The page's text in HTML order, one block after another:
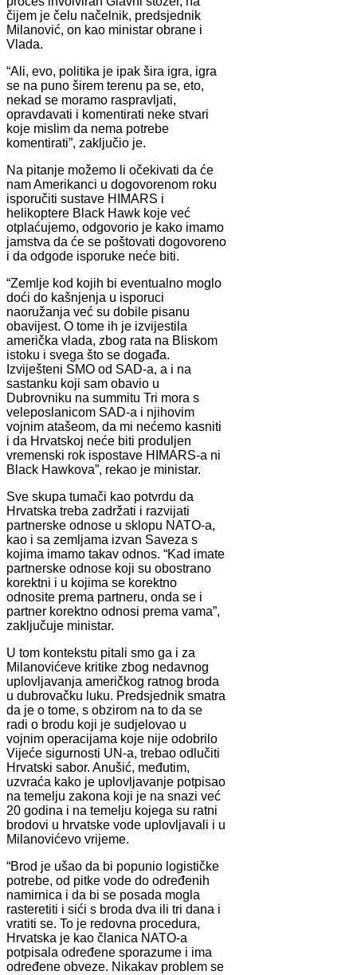
čijem je čelu načelnik, predsjednik
Milanović, on kao ministar obrane i
Vlada.
“Ali, evo, politika je ipak šira igra, igra
se na puno širem terenu pa se, eto,
nekad se moramo raspravljati,
opravdavati i komentirati neke stvari
koje mislim da nema potrebe
komentirati”, zaključio je.
Na pitanje možemo li očekivati da će
nam Amerikanci u dogovorenom roku
isporučiti sustave HIMARS i
helikoptere Black Hawk koje već
otplaćujemo, odgovorio je kako imamo
jamstva da će se poštovati dogovoreno
i da odgode isporuke neće biti.
“Zemlje kod kojih bi eventualno moglo
doći do kašnjenja u isporuci
naoružanja već su dobile pisanu
obavijest. O tome ih je izvijestila
američka vlada, zbog rata na Bliskom
istoku i svega što se događa.
Izviješteni SMO od SAD-a, a i na
sastanku koji sam obavio u
Dubrovniku na summitu Tri mora s
veleposlanicom SAD-a i njihovim
vojnim atašeom, da mi nećemo kasniti
i da Hrvatskoj neće biti produljen
vremenski rok ispostave HIMARS-a ni
Black Hawkova”, rekao je ministar.
Sve skupa tumači kao potvrdu da
Hrvatska treba zadržati i razvijati
partnerske odnose u sklopu NATO-a,
kao i sa zemljama izvan Saveza s
kojima imamo takav odnos. “Kad imate
partnerske odnose koji su obostrano
korektni i u kojima se korektno
odnosite prema partneru, onda se i
partner korektno odnosi prema vama”,
zaključuje ministar.
U tom kontekstu pitali smo ga i za
Milanovićeve kritike zbog nedavnog
uplovljavanja američkog ratnog broda
u dubrovačku luku. Predsjednik smatra
da je o tome, s obzirom na to da se
radi o brodu koji je sudjelovao u
vojnim operacijama koje nije odobrilo
Vijeće sigurnosti UN-a, trebao odlučiti
Hrvatski sabor. Anušić, međutim,
uzvraća kako je uplovljavanje potpisao
na temelju zakona koji je na snazi već
20 godina i na temelju kojega su ratni
brodovi u hrvatske vode uplovljavali i u
Milanovićevo vrijeme.
“Brod je ušao da bi popunio logističke
potrebe, od pitke vode do određenih
namirnica i da bi se posada mogla
rasteretiti i sići s broda dva ili tri dana i
vratiti se. To je redovna procedura,
Hrvatska je kao članica NATO-a
potpisala određene sporazume i ima
određene obveze. Nikakav problem se